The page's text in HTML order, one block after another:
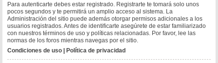
Para autenticarte debes estar registrado. Registrarte te tomará solo unos
pocos segundos y te permitirá un amplio acceso al sistema. La
Administración del sitio puede además otorgar permisos adicionales a los
usuarios registrados. Antes de identificarte asegúrete de estar familiarizado
con nuestros términos de uso y políticas relacionadas. Por favor, lee las
normas de los foros mientras navegas por el sitio.
Condiciones de uso | Política de privacidad